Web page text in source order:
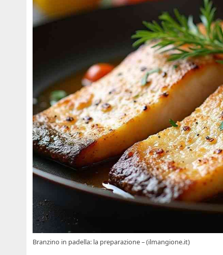
Branzino in padella: la preparazione – (ilmangione.it)